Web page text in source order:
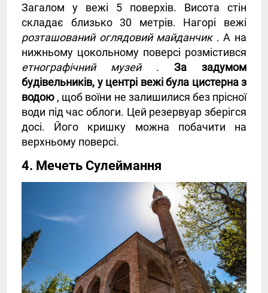
Загалом у вежі 5 поверхів. Висота стін
складає близько 30 метрів. Нагорі вежі
розташований оглядовий майданчик. А на
нижньому цокольному поверсі розмістився
етнографічний музей. За задумом
будівельників, у центрі вежі була цистерна з
водою , щоб воїни не залишилися без прісної
води під час облоги. Цей резервуар зберігся
досі. Його кришку можна побачити на
верхньому поверсі.
4. Мечеть Сулеймання